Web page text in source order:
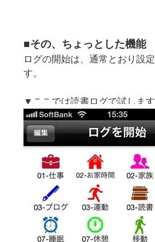
■その、ちょっとした機能
ログの開始は、通常とおり設
す。
▼ここでは読書ログで試します